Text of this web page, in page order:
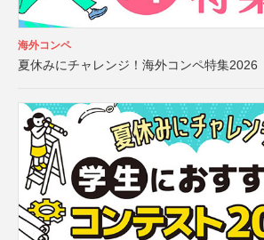
海外コンペ
夏休みにチャレンジ！海外コンペ特集2026